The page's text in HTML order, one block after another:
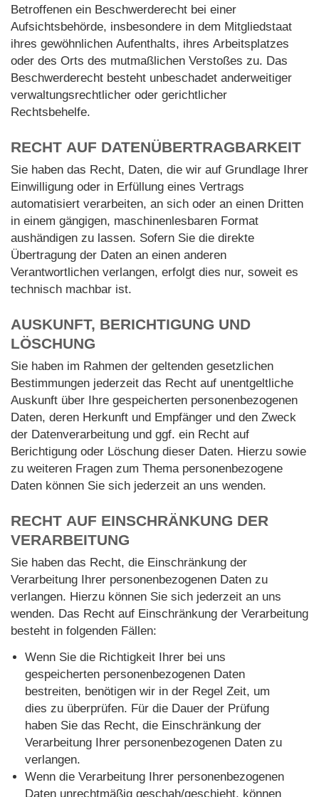
Betroffenen ein Beschwerderecht bei einer
Aufsichtsbehörde, insbesondere in dem Mitgliedstaat
ihres gewöhnlichen Aufenthalts, ihres Arbeitsplatzes
oder des Orts des mutmaßlichen Verstoßes zu. Das
Beschwerderecht besteht unbeschadet anderweitiger
verwaltungsrechtlicher oder gerichtlicher
Rechtsbehelfe.
RECHT AUF DATEN­ÜBERTRAG­BARKEIT
Sie haben das Recht, Daten, die wir auf Grundlage Ihrer
Einwilligung oder in Erfüllung eines Vertrags
automatisiert verarbeiten, an sich oder an einen Dritten
in einem gängigen, maschinenlesbaren Format
aushändigen zu lassen. Sofern Sie die direkte
Übertragung der Daten an einen anderen
Verantwortlichen verlangen, erfolgt dies nur, soweit es
technisch machbar ist.
AUSKUNFT, BERICHTIGUNG UND
LÖSCHUNG
Sie haben im Rahmen der geltenden gesetzlichen
Bestimmungen jederzeit das Recht auf unentgeltliche
Auskunft über Ihre gespeicherten personenbezogenen
Daten, deren Herkunft und Empfänger und den Zweck
der Datenverarbeitung und ggf. ein Recht auf
Berichtigung oder Löschung dieser Daten. Hierzu sowie
zu weiteren Fragen zum Thema personenbezogene
Daten können Sie sich jederzeit an uns wenden.
RECHT AUF EINSCHRÄNKUNG DER
VERARBEITUNG
Sie haben das Recht, die Einschränkung der
Verarbeitung Ihrer personenbezogenen Daten zu
verlangen. Hierzu können Sie sich jederzeit an uns
wenden. Das Recht auf Einschränkung der Verarbeitung
besteht in folgenden Fällen:
Wenn Sie die Richtigkeit Ihrer bei uns
gespeicherten personenbezogenen Daten
bestreiten, benötigen wir in der Regel Zeit, um
dies zu überprüfen. Für die Dauer der Prüfung
haben Sie das Recht, die Einschränkung der
Verarbeitung Ihrer personenbezogenen Daten zu
verlangen.
Wenn die Verarbeitung Ihrer personenbezogenen
Daten unrechtmäßig geschah/geschieht, können